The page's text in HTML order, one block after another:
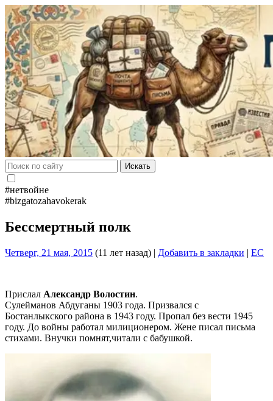
Искать
#нетвойне
#bizgatozahavokerak
Бессмертный полк
Четверг, 21 мая, 2015 (11 лет назад) | Добавить в закладки | EC
Прислал Александр Волостин.
Сулейманов Абдуганы 1903 года. Призвался с
Бостанлыкского района в 1943 году. Пропал без вести 1945
году. До войны работал милиционером. Жене писал письма
стихами. Внучки помнят,читали с бабушкой.